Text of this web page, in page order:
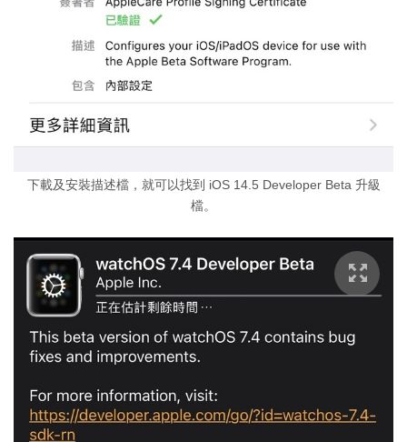
下載及安裝描述檔，就可以找到 iOS 14.5 Developer Beta 升級
檔。